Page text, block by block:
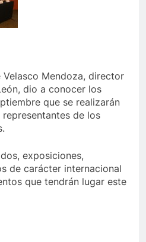
Mendoza, director
dio a conocer los
que se realizarán
de los
exposiciones,
de carácter internacional
que tendrán lugar este